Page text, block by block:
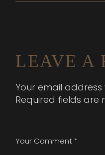
LEAVE A
Your email
Required fields are